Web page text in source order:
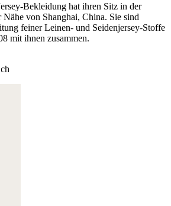
Bekleidung hat ihren Sitz in der
von Shanghai, China. Sie sind
feiner Leinen- und Seidenjersey-Stoffe
mit ihnen zusammen.